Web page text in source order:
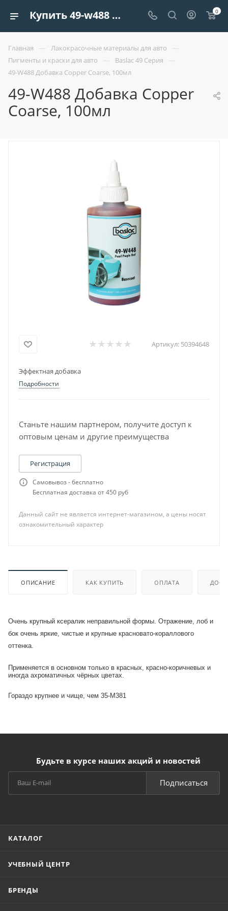
Купить 49-w488 добавка copper coarse, 100мл | Европроект Tрейдинг 0
Главная — Лакокрасочные материалы для авто —
Пигменты и краски для авто — Baslac 49 Серия —
49-W488 Добавка Copper Coarse, 100мл
49-W488 Добавка Copper
Coarse, 100мл
Артикул: 50394648
Эффектная добавка
Подробности
Станьте нашим партнером, получите доступ к
оптовым ценам и другие преимущества
Регистрация
Самовывоз - бесплатно
Бесплатная доставка от 450 руб
Данный сайт не является интернет-магазином, а цены носят
ознакомительный характер
ОПИСАНИЕ КАК КУПИТЬ ОПЛАТА
Очень крупный ксералик неправильной формы. Отражение, лоб и
бок очень яркие, чистые и крупные красновато-кораллового
оттенка.
Применяется в основном только в красных, красно-коричневых и
иногда ахроматичных чёрных цветах.
Гораздо крупнее и чище, чем 35-М381
Будьте в курсе наших акций и новостей
Подписаться
КАТАЛОГ
УЧЕБНЫЙ ЦЕНТР
БРЕНДЫ